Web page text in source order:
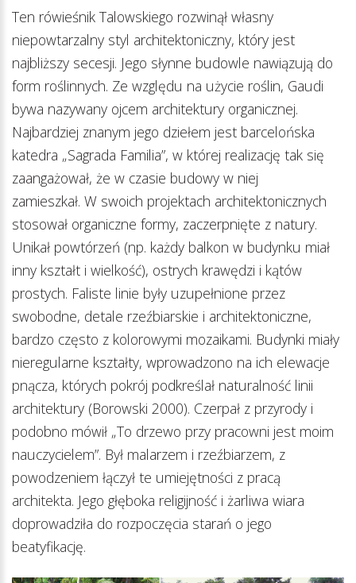
Ten rówieśnik Talowskiego rozwinął własny
niepowtarzalny styl architektoniczny, który jest
najbliższy secesji. Jego słynne budowle nawiązują do
form roślinnych. Ze względu na użycie roślin, Gaudi
bywa nazywany ojcem architektury organicznej.
Najbardziej znanym jego dziełem jest barcelońska
katedra „Sagrada Familia”, w której realizację tak się
zaangażował, że w czasie budowy w niej
zamieszkał. W swoich projektach architektonicznych
stosował organiczne formy, zaczerpnięte z natury.
Unikał powtórzeń (np. każdy balkon w budynku miał
inny kształt i wielkość), ostrych krawędzi i kątów
prostych. Faliste linie były uzupełnione przez
swobodne, detale rzeźbiarskie i architektoniczne,
bardzo często z kolorowymi mozaikami. Budynki miały
nieregularne kształty, wprowadzono na ich elewacje
pnącza, których pokrój podkreślał naturalność linii
architektury (Borowski 2000). Czerpał z przyrody i
podobno mówił „To drzewo przy pracowni jest moim
nauczycielem”. Był malarzem i rzeźbiarzem, z
powodzeniem łączył te umiejętności z pracą
architekta. Jego głęboka religijność i żarliwa wiara
doprowadziła do rozpoczęcia starań o jego
beatyfikację.